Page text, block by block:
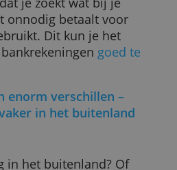
bankrekening maar een
Dan heb je het mis.
kosten daardoor ook
dat je zoekt wat bij je